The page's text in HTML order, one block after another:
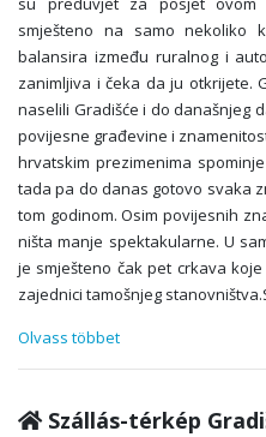
smješteno na samo nekoliko
balansira između ruralnog i
zanimljiva i čeka da ju otkrijete.
naselili Gradišće i do današnjeg
povijesne građevine i
hrvatskim prezimenima
tada pa do danas gotovo svaka
tom godinom. Osim povijesnih
ništa manje spektakularne. U
je smješteno čak pet crkava
zajednici tamošnjeg
Olvass többet
Szállás-térkép